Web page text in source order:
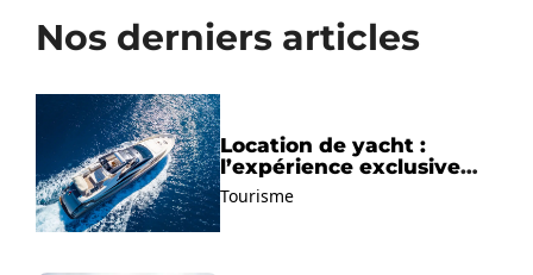
Nos derniers articles
Location de yacht :
l’expérience exclusive
pour découvrir la
Méditerranée autrement
Tourisme